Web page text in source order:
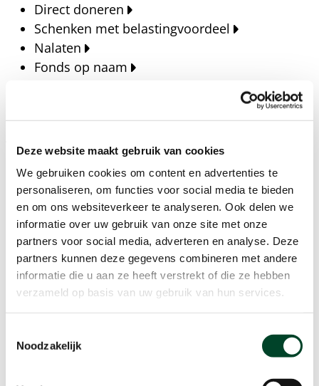
Deze website maakt gebruik van cookies
We gebruiken cookies om content en advertenties te
personaliseren, om functies voor social media te bieden
en om ons websiteverkeer te analyseren. Ook delen we
informatie over uw gebruik van onze site met onze
partners voor social media, adverteren en analyse. Deze
partners kunnen deze gegevens combineren met andere
informatie die u aan ze heeft verstrekt of die ze hebben
verzameld op basis van uw gebruik van hun services.
Noodzakelijk
Direct doneren
Schenken met belastingvoordeel
Nalaten
Fonds op naam
Blijf op de hoogte van het laatste nieuws, verhalen,
publicaties en ontwikkelingen rondom Kansfonds
en onze missie.
Nieuwsberichten
Nieuws
Verhalen
Beeldbanken
Foto's bestaanszekerheid
Agenda